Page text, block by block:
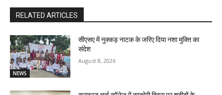
RELATED ARTICLES
NEWS
सीएसए में नुक्कड़ नाटक के जरिए दिया नशा मुक्ति का
संदेश
August 8, 2026